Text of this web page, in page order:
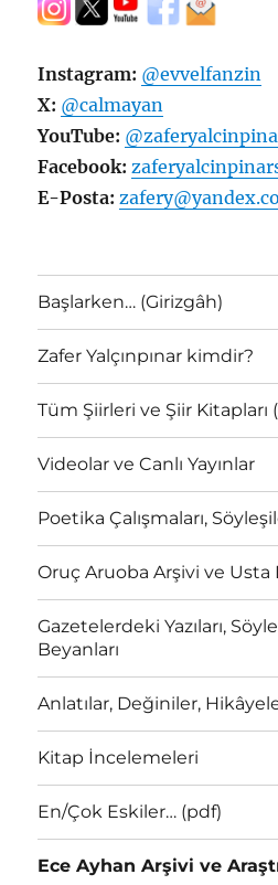
Instagram: @evvelfanzin
X: @calmayan
YouTube:
Facebook:
E-Posta:
Başlarken… (Girizgâh)
Zafer Yalçınpınar kimdir?
Tüm Şiirleri ve Şiir Kitapları
Videolar ve Canlı Yayınlar
Poetika Çalışmaları,
Oruç Aruoba Arşivi ve Usta
Gazetelerdeki Yazıları,
Beyanları
Anlatılar, Değiniler,
Kitap İncelemeleri
En/Çok Eskiler… (pdf)
Ece Ayhan Arşivi ve